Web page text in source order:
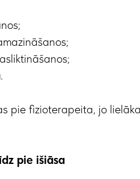
pie fizioterapeita, jo
pie išiāsa